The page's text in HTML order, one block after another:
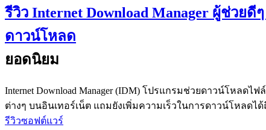
รีวิว Internet Download Manager ผู้ช่วย
ดาวน์โหลด
ยอดนิยม
Internet Download Manager (IDM) โปรแกรมช่วยดาวน์โหลดไ
ต่างๆ บนอินเทอร์เน็ต แถมยังเพิ่มความเร็วในการดาวน์โหลดได้
รีวิวซอฟต์แวร์